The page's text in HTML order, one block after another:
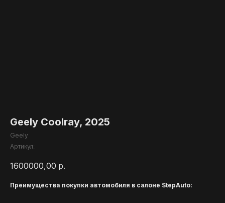
Geely Coolray, 2025
Geely
Артикул:
1600000,00 р.
Преимущества покупки автомобиля в салоне StepAuto: